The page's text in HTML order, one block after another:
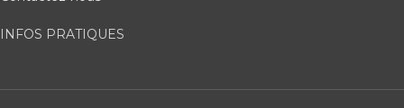
INFOS PRATIQUES